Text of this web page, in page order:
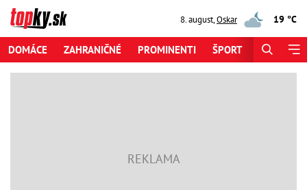
8. august,Oskar 19 °C
DOMÁCE ZAHRANIČNÉ PROMINENTI ŠPORT